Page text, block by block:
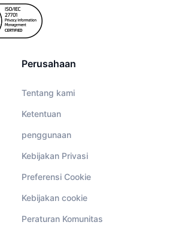
Perusahaan
Tentang kami
Ketentuan
penggunaan
Kebijakan Privasi
Preferensi Cookie
Kebijakan cookie
Peraturan Komunitas